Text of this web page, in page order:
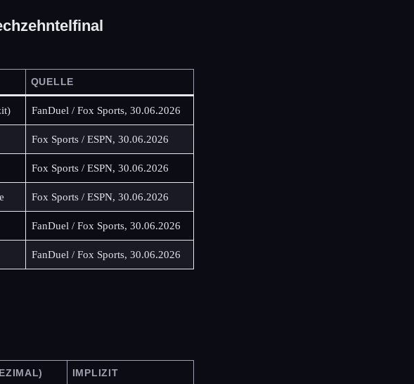
QUELLE
FanDuel / Fox Sports, 30.06.2026
Fox Sports / ESPN, 30.06.2026
Fox Sports / ESPN, 30.06.2026
Fox Sports / ESPN, 30.06.2026
FanDuel / Fox Sports, 30.06.2026
FanDuel / Fox Sports, 30.06.2026
IMPLIZIT